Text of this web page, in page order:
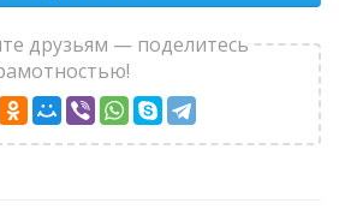
друзьям — поделитесь